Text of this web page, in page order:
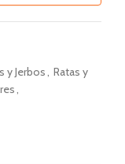
y Jerbos, Ratas y
,